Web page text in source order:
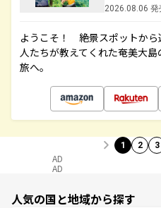
2026.08.06 発
ようこそ！ 絶景スポットから
人たちが教えてくれた奄美大
旅へ。
1 2 3
AD
AD
人気の国と地域から探す